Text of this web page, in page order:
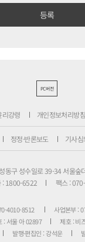
PC버전
리강령 개인정보처리방침
정정·반론보도 기사
동구 성수일로 39-34 서울숲
: 1800-6522
팩스 :
4010-8512
사업본부 :
: 서울 아 02897
제호 : 비
발행·편집인 : 강석운